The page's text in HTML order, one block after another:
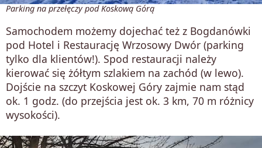
Parking na przełęczy pod Koskową Górą
Samochodem możemy dojechać też z Bogdanówki
pod Hotel i Restaurację Wrzosowy Dwór (parking
tylko dla klientów!). Spod restauracji należy
kierować się żółtym szlakiem na zachód (w lewo).
Dojście na szczyt Koskowej Góry zajmie nam stąd
ok. 1 godz. (do przejścia jest ok. 3 km, 70 m różnicy
wysokości).